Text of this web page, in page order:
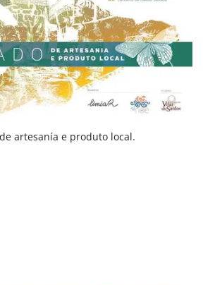
artesanía e produto local.